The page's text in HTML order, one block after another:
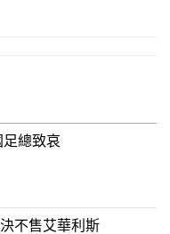
總致哀
不售艾華利斯